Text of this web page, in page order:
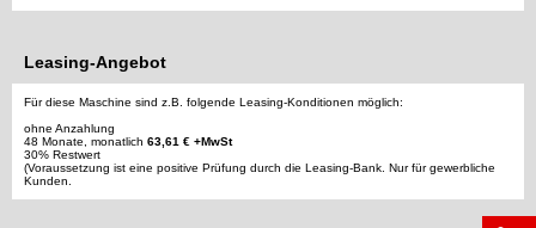
Leasing-Angebot
Für diese Maschine sind z.B. folgende Leasing-Konditionen möglich:
ohne Anzahlung
48 Monate, monatlich 63,61 € +MwSt
30% Restwert
(Voraussetzung ist eine positive Prüfung durch die Leasing-Bank. Nur für gewerbliche
Kunden.